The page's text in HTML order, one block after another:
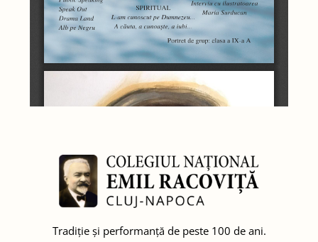
Tradiție și performanță de peste 100 de ani.